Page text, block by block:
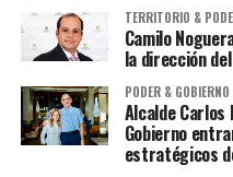
TERRITORIO &
Camilo
la dirección
PODER & GOBIERNO
Alcalde Carlos
Gobierno
estratégicos